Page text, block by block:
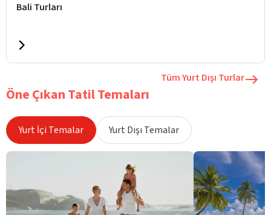
Bali Turları
Tüm Yurt Dışı Turlar
Öne Çıkan Tatil Temaları
Yurt İçi Temalar Yurt Dışı Temalar